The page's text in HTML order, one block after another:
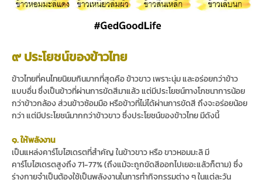
๙ ประโยชน์ของข้าวไทย
ข้าวไทยที่คนไทยนิยมกินมากที่สุดคือ ข้าวขาว เพราะนุ่ม และอร่อยกว่าข้าว
แบบอื่น ซึ่งเป็นข้าวที่ผ่านการขัดสีมาแล้ว แต่มีประโยชน์ทางโภชนาการน้อย
กว่าข้าวกล้อง ส่วนข้าวซ้อมมือ หรือข้าวที่ไม่ได้ผ่านการขัดสี ถึงจะอร่อยน้อย
กว่า แต่มีประโยชน์มากกว่าข้าวขาว ซึ่งประโยชน์ของข้าวไทย มีดังนี้
๑. ให้พลังงาน
เป็นแหล่งคาร์โบไฮเดรตที่สำคัญ ในข้าวขาว หรือ ขาวหอมมะลิ มี
คาร์โบไฮเดรตสูงถึง 71-77% (ถึงแม้จะถูกขัดสีออกไปเยอะแล้วก็ตาม) ซึ่ง
ร่างกายจำเป็นต้องใช้เป็นพลังงานในการทำกิจกรรมต่าง ๆ ในแต่ละวัน